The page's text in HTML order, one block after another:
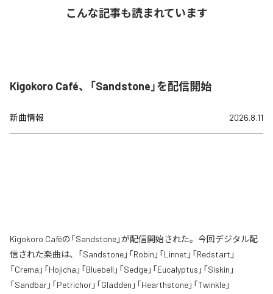
こんな記事も読まれています
Kigokoro Café、「Sandstone」を配信開始
新曲情報 2026.8.11
Kigokoro Caféの「Sandstone」が配信開始された。今回デジタル配
信された楽曲は、「Sandstone」「Robin」「Linnet」「Redstart」
「Crema」「Hojicha」「Bluebell」「Sedge」「Eucalyptus」「Siskin」
「Sandbar」「Petrichor」「Gladden」「Hearthstone」「Twinkle」